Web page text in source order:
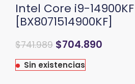
Intel Core i9-14900KF
[BX8071514900KF]
$741.989 $704.890
Sin existencias